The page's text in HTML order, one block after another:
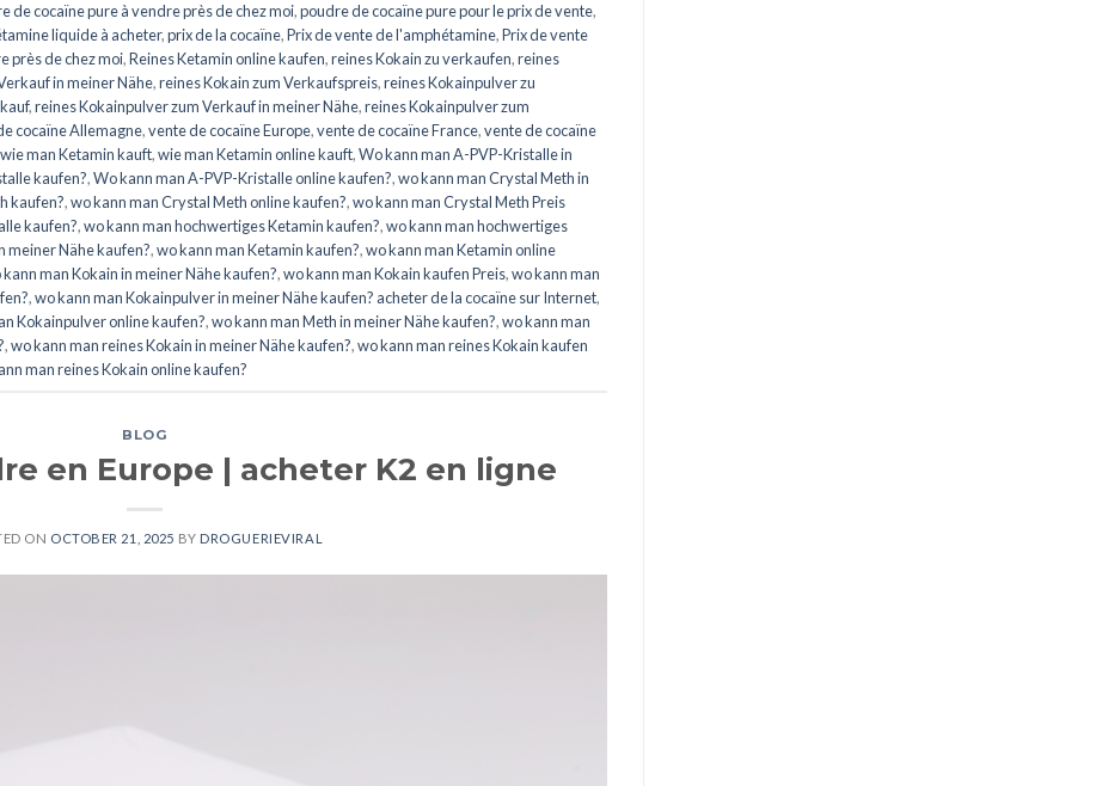
de cocaïne pure à vendre près de chez moi,poudre de cocaïne pure pour le prix de vente,
liquide à acheter,prix de la cocaïne,Prix de vente de l'amphétamine,Prix de vente
près de chez moi,Reines Ketamin online kaufen,reines Kokain zu verkaufen,reines
in meiner Nähe,reines Kokain zum Verkaufspreis,reines Kokainpulver zu
,reines Kokainpulver zum Verkauf in meiner Nähe,reines Kokainpulver zum
cocaïne Allemagne,vente de cocaïne Europe,vente de cocaïne France,vente de cocaïne
wie man Ketamin kauft,wie man Ketamin online kauft,Wo kann man A-PVP-Kristalle in
kaufen?,Wo kann man A-PVP-Kristalle online kaufen?,wo kann man Crystal Meth in
kaufen?,wo kann man Crystal Meth online kaufen?,wo kann man Crystal Meth Preis
kaufen?,wo kann man hochwertiges Ketamin kaufen?,wo kann man hochwertiges
meiner Nähe kaufen?,wo kann man Ketamin kaufen?,wo kann man Ketamin online
kann man Kokain in meiner Nähe kaufen?,wo kann man Kokain kaufen Preis,wo kann man
,wo kann man Kokainpulver in meiner Nähe kaufen? acheter de la cocaïne sur Internet,
Kokainpulver online kaufen?,wo kann man Meth in meiner Nähe kaufen?,wo kann man
,wo kann man reines Kokain in meiner Nähe kaufen?,wo kann man reines Kokain kaufen
man reines Kokain online kaufen?
BLOG
en Europe | acheter K2 en ligne
ON OCTOBER 21, 2025 BY DROGUERIEVIRAL